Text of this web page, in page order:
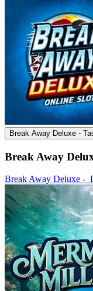
Break Away Deluxe -
Break Away
Break Away Deluxe -